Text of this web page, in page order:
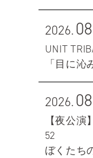
2026.
UNIT
「目に
2026.
【夜公演
52
ぼくたち